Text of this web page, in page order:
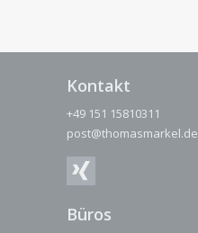
Kontakt
+49 151 15810311
post@thomasmarkel.de
Büros